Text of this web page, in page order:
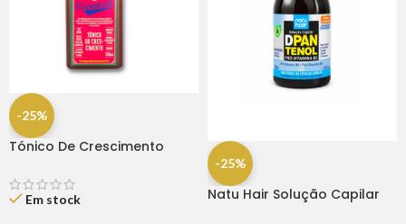
-25%
Tónico De Crescimento
Em stock
-25%
Natu Hair Solução Capilar